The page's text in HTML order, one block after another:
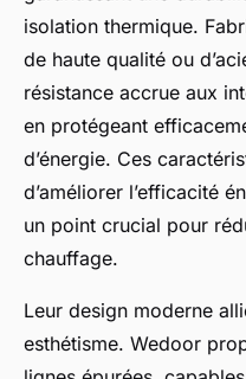
isolation thermique.
de haute qualité ou
résistance accrue aux
en protégeant
d’énergie. Ces
d’améliorer l’efficacité
un point crucial pour
chauffage.
Leur design moderne
esthétisme. Wedoor